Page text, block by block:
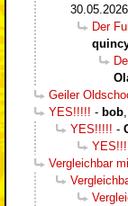
Der
Geiler
YES!!!!! - bob
YES!!!!! -
Vergleichbar